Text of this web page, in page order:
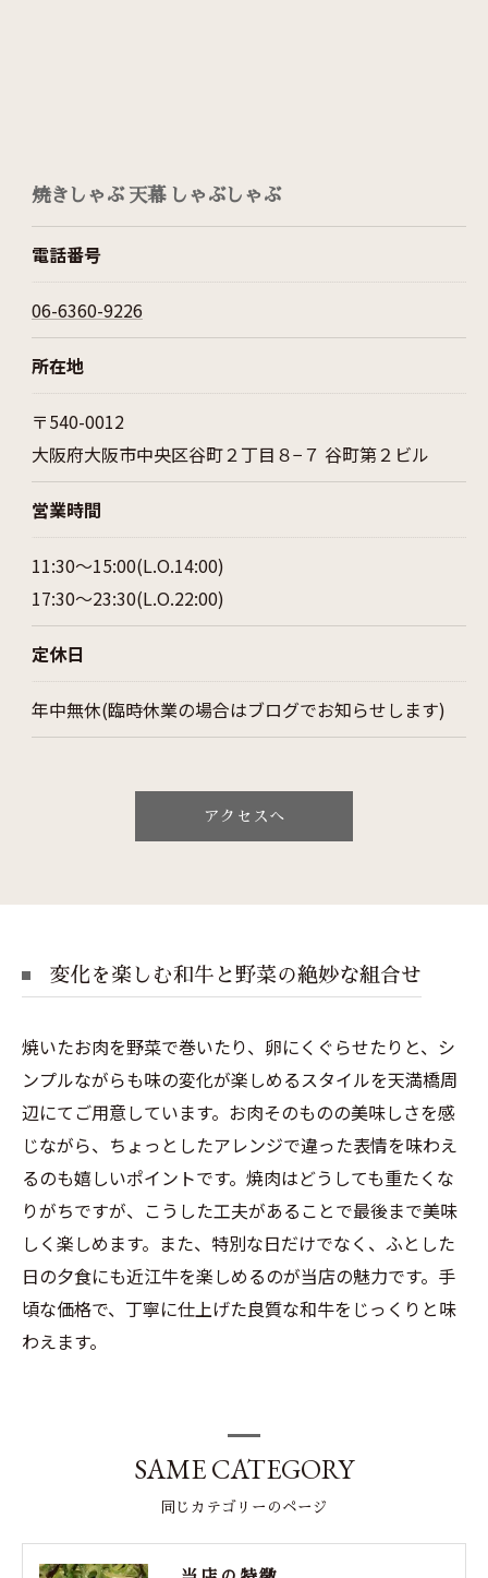
焼きしゃぶ 天幕 しゃぶしゃぶ
電話番号
06-6360-9226
所在地
〒540-0012
大阪府大阪市中央区谷町２丁目８−７ 谷町第２ビル
営業時間
11:30～15:00(L.O.14:00)
17:30～23:30(L.O.22:00)
定休日
年中無休(臨時休業の場合はブログでお知らせします)
アクセスへ
変化を楽しむ和牛と野菜の絶妙な組合せ
焼いたお肉を野菜で巻いたり、卵にくぐらせたりと、シ
ンプルながらも味の変化が楽しめるスタイルを天満橋周
辺にてご用意しています。お肉そのものの美味しさを感
じながら、ちょっとしたアレンジで違った表情を味わえ
るのも嬉しいポイントです。焼肉はどうしても重たくな
りがちですが、こうした工夫があることで最後まで美味
しく楽しめます。また、特別な日だけでなく、ふとした
日の夕食にも近江牛を楽しめるのが当店の魅力です。手
頃な価格で、丁寧に仕上げた良質な和牛をじっくりと味
わえます。
同じカテゴリーのページ
SAME CATEGORY
お問い合わせはこちら